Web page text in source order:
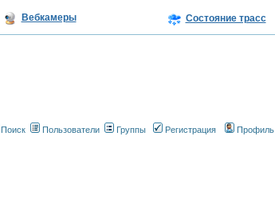
Вебкамеры Состояние трасс
Поиск Пользователи Группы Регистрация Профиль